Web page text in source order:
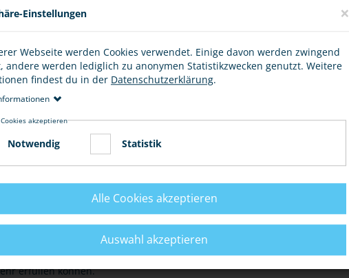
du ganz bewusst die Notrufnummer anrufst. Wenn
Beispiel vertippt hast, ist das nicht strafbar.
NOTHILFEMITTELN
wählt oder Nothilfeeinrichtungen beschädigt
erfüllen können.
Einstellungen ×
Webseite werden Cookies verwendet. Einige davon werden zwingend
andere werden lediglich zu anonymen Statistikzwecken genutzt. Weitere
findest du in der Datenschutzerklärung.
akzeptieren
Notwendig Statistik
Alle Cookies akzeptieren
Auswahl akzeptieren